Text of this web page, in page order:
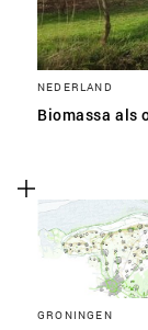
NEDERLAND
Biomassa als
GRONINGEN